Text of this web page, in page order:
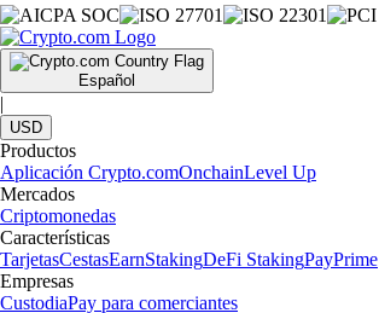
Español
|
USD
Productos
Aplicación Crypto.comOnchainLevel Up
Mercados
Criptomonedas
Características
TarjetasCestasEarnStakingDeFi StakingPayPrime
Empresas
CustodiaPay para comerciantes